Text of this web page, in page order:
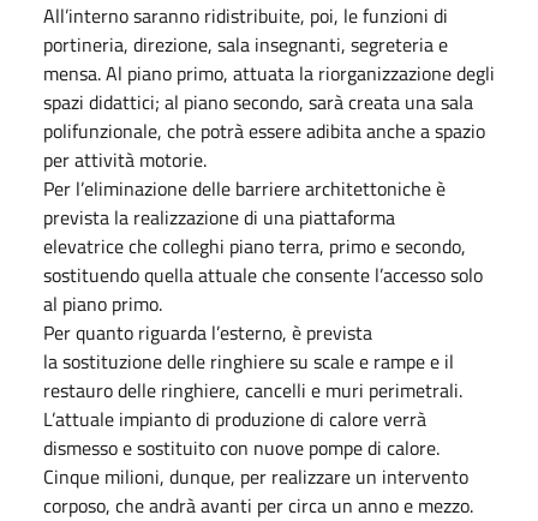
All’interno saranno ridistribuite, poi, le funzioni di
portineria, direzione, sala insegnanti, segreteria e
mensa. Al piano primo, attuata la riorganizzazione degli
spazi didattici; al piano secondo, sarà creata una sala
polifunzionale, che potrà essere adibita anche a spazio
per attività motorie.
Per l’eliminazione delle barriere architettoniche è
prevista la realizzazione di una piattaforma
elevatrice che colleghi piano terra, primo e secondo,
sostituendo quella attuale che consente l’accesso solo
al piano primo.
Per quanto riguarda l’esterno, è prevista
la sostituzione delle ringhiere su scale e rampe e il
restauro delle ringhiere, cancelli e muri perimetrali.
L’attuale impianto di produzione di calore verrà
dismesso e sostituito con nuove pompe di calore.
Cinque milioni, dunque, per realizzare un intervento
corposo, che andrà avanti per circa un anno e mezzo.